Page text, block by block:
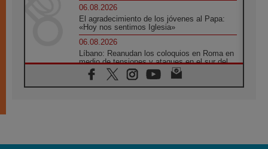
06.08.2026
El agradecimiento de los jóvenes al Papa:
«Hoy nos sentimos Iglesia»
06.08.2026
Líbano: Reanudan los coloquios en Roma en
medio de tensiones y ataques en el sur del
país
06.08.2026